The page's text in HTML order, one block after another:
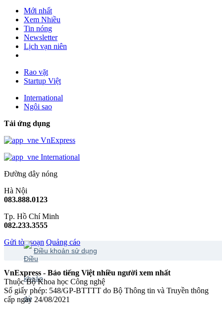
Mới nhất
Xem Nhiều
Tin nóng
Newsletter
Lịch vạn niên
Rao vặt
Startup Việt
International
Ngôi sao
Tải ứng dụng
VnExpress
International
Đường dây nóng
Hà Nội
083.888.0123
Tp. Hồ Chí Minh
082.233.3555
Gửi tòa soạn Quảng cáo
Điều khoản sử dụng
VnExpress - Báo tiếng Việt nhiều người xem nhất
Thuộc Bộ Khoa học Công nghệ
Số giấy phép: 548/GP-BTTTT do Bộ Thông tin và Truyền thông
cấp ngày 24/08/2021